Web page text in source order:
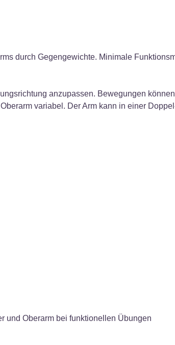
durch Gegengewichte. Minimale
anzupassen. Bewegungen
variabel. Der Arm kann in einer
und Oberarm bei funktionellen Übungen